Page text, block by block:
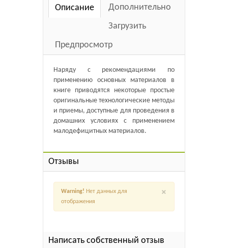
Описание
Дополнительно
Загрузить
Предпросмотр
Наряду с рекомендациями по
применению основных материалов в
книге приводятся некоторые простые
оригинальные технологические методы
и приемы, доступные для проведения в
домашних условиях с применением
малодефицитных материалов.
Отзывы
×
Warning! Нет данных для
отображения
Написать собственный отзыв